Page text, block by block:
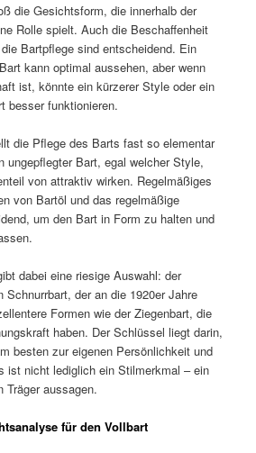
die Gesichtsform, die innerhalb der
Rolle spielt. Auch die Beschaffenheit
Bartpflege sind entscheidend. Ein
kann optimal aussehen, aber wenn
ist, könnte ein kürzerer Style oder ein
besser funktionieren.
die Pflege des Barts fast so elementar
ungepflegter Bart, egal welcher Style,
von attraktiv wirken. Regelmäßiges
von Bartöl und das regelmäßige
um den Bart in Form zu halten und
dabei eine riesige Auswahl: der
der an die 1920er Jahre
Formen wie der Ziegenbart, die
haben. Der Schlüssel liegt darin,
besten zur eigenen Persönlichkeit und
ist nicht lediglich ein Stilmerkmal – ein
Träger aussagen.
für den Vollbart